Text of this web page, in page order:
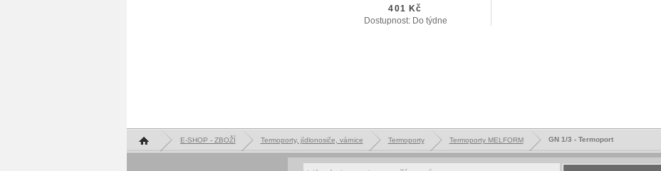
401 Kč
Dostupnost: Do týdne
Hlavní stránka E-SHOP - ZBOŽÍ Termoporty, jídlonosiče, várnice Termoporty Termoporty MELFORM GN 1/3 - Termoport